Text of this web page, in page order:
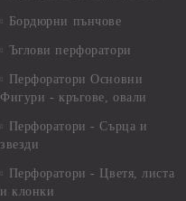
Бордюрни пънчове
Ъглови перфоратори
Перфоратори Основни
Фигури - кръгове, овали
Перфоратори - Сърца и
звезди
Перфоратори - Цветя, листа
и клонки